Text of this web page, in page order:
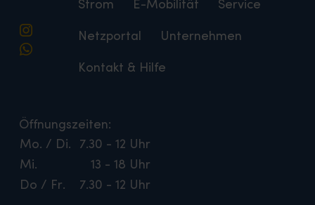
Strom E-Mobilität Service
Netzportal Unternehmen
Kontakt & Hilfe
Öffnungszeiten:
Mo. / Di.
7.30 - 12 Uhr
Mi.
13 - 18 Uhr
Do / Fr.
7.30 - 12 Uhr